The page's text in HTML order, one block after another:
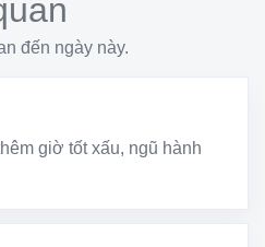
đến ngày này.
giờ tốt xấu, ngũ hành